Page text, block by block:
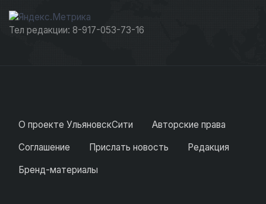
Тел редакции: 8-917-053-73-16
О проекте УльяновскСити
Авторские права
Соглашение
Прислать новость
Редакция
Бренд-материалы